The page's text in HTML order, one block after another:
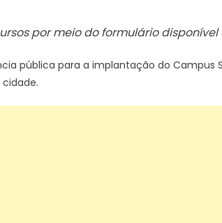
por meio do formulário disponível
pública para a implantação do
cidade.